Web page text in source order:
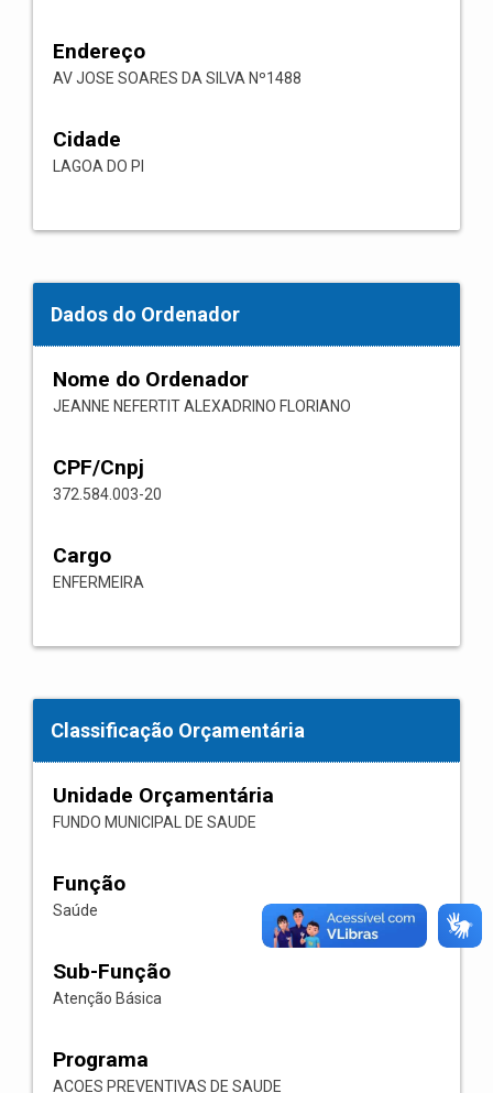
Endereço
AV JOSE SOARES DA SILVA Nº1488
Cidade
LAGOA DO PI
Dados do Ordenador
Nome do Ordenador
JEANNE NEFERTIT ALEXADRINO FLORIANO
CPF/Cnpj
372.584.003-20
Cargo
ENFERMEIRA
Classificação Orçamentária
Unidade Orçamentária
FUNDO MUNICIPAL DE SAUDE
Função
Saúde
Sub-Função
Atenção Básica
Programa
ACOES PREVENTIVAS DE SAUDE